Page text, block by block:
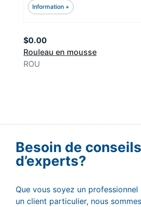
Information +
Rouleau en mousse
$0.00
ROU
Besoin de conseils
d’experts?
Que vous soyez un professionnel
un client particulier, nous